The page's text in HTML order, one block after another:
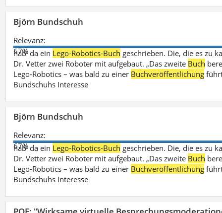
Björn Bundschuh
Relevanz:
67%
hab‘ da ein Lego-Robotics-Buch geschrieben. Die, die es zu
Dr. Vetter zwei Roboter mit aufgebaut. „Das zweite Buch
Lego-Robotics – was bald zu einer Buchveröffentlichung
Bundschuhs Interesse
Björn Bundschuh
Relevanz:
67%
hab‘ da ein Lego-Robotics-Buch geschrieben. Die, die es zu
Dr. Vetter zwei Roboter mit aufgebaut. „Das zweite Buch
Lego-Robotics – was bald zu einer Buchveröffentlichung
Bundschuhs Interesse